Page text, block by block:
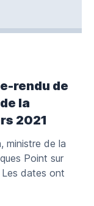
rendu de
la
2021
ministre de la
Point sur
Les dates ont